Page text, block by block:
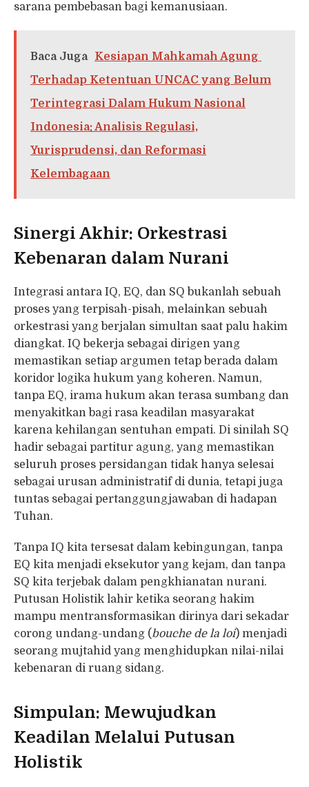
sarana pembebasan bagi kemanusiaan.
Baca Juga
Kesiapan Mahkamah Agung
Terhadap Ketentuan UNCAC yang Belum
Terintegrasi Dalam Hukum Nasional
Indonesia: Analisis Regulasi,
Yurisprudensi, dan Reformasi
Kelembagaan
Sinergi Akhir: Orkestrasi
Kebenaran dalam Nurani
Integrasi antara IQ, EQ, dan SQ bukanlah sebuah
proses yang terpisah-pisah, melainkan sebuah
orkestrasi yang berjalan simultan saat palu hakim
diangkat. IQ bekerja sebagai dirigen yang
memastikan setiap argumen tetap berada dalam
koridor logika hukum yang koheren. Namun,
tanpa EQ, irama hukum akan terasa sumbang dan
menyakitkan bagi rasa keadilan masyarakat
karena kehilangan sentuhan empati. Di sinilah SQ
hadir sebagai partitur agung, yang memastikan
seluruh proses persidangan tidak hanya selesai
sebagai urusan administratif di dunia, tetapi juga
tuntas sebagai pertanggungjawaban di hadapan
Tuhan.
Tanpa IQ kita tersesat dalam kebingungan, tanpa
EQ kita menjadi eksekutor yang kejam, dan tanpa
SQ kita terjebak dalam pengkhianatan nurani.
Putusan Holistik lahir ketika seorang hakim
mampu mentransformasikan dirinya dari sekadar
corong undang-undang (bouche de la loi) menjadi
seorang mujtahid yang menghidupkan nilai-nilai
kebenaran di ruang sidang.
Simpulan: Mewujudkan
Keadilan Melalui Putusan
Holistik